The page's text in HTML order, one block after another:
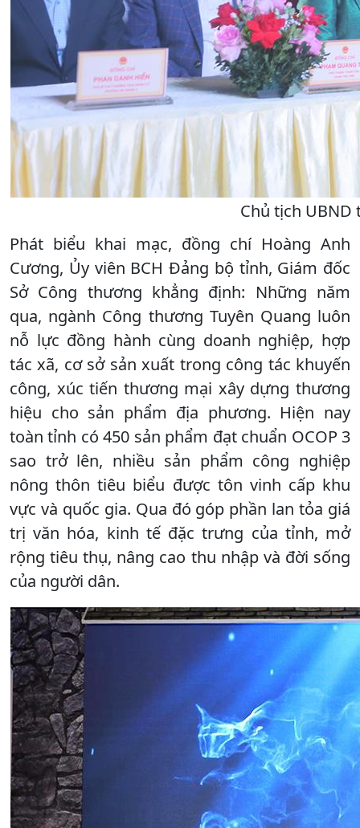
Chủ tịch UBND
Phát biểu khai mạc, đồng chí Hoàng Anh
Cương, Ủy viên BCH Đảng bộ tỉnh, Giám đốc
Sở Công thương khẳng định: Những năm
qua, ngành Công thương Tuyên Quang luôn
nỗ lực đồng hành cùng doanh nghiệp, hợp
tác xã, cơ sở sản xuất trong công tác khuyến
công, xúc tiến thương mại xây dựng thương
hiệu cho sản phẩm địa phương. Hiện nay
toàn tỉnh có 450 sản phẩm đạt chuẩn OCOP 3
sao trở lên, nhiều sản phẩm công nghiệp
nông thôn tiêu biểu được tôn vinh cấp khu
vực và quốc gia. Qua đó góp phần lan tỏa giá
trị văn hóa, kinh tế đặc trưng của tỉnh, mở
rộng tiêu thụ, nâng cao thu nhập và đời sống
của người dân.